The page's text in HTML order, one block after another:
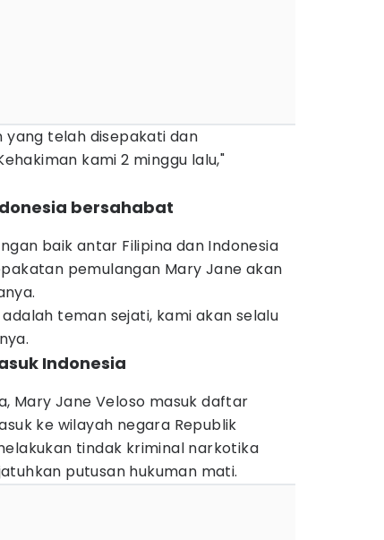
yang telah disepakati dan
kami 2 minggu lalu,"
bersahabat
baik antar Filipina dan Indonesia
pemulangan Mary Jane akan
teman sejati, kami akan selalu
Indonesia
Mary Jane Veloso masuk daftar
ke wilayah negara Republik
tindak kriminal narkotika
putusan hukuman mati.